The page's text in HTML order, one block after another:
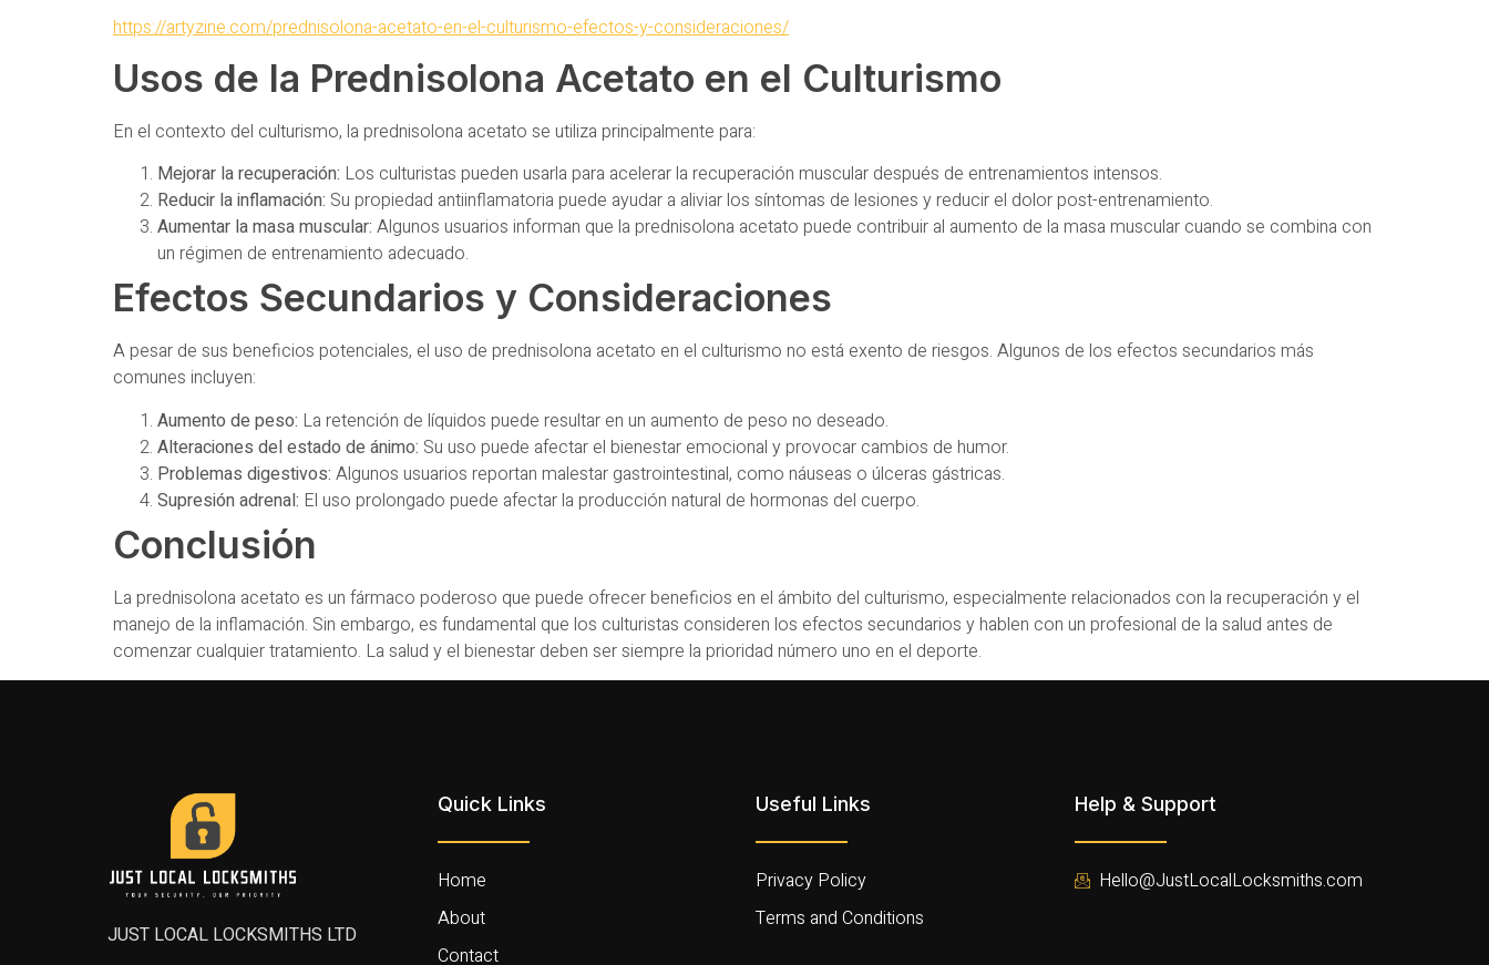
https://artyzine.com/prednisolona-acetato-en-el-culturismo-efectos-y-consideraciones/
Usos de la Prednisolona Acetato en el Culturismo
En el contexto del culturismo, la prednisolona acetato se utiliza principalmente para:
Mejorar la recuperación: Los culturistas pueden usarla para acelerar la recuperación muscular después de entrenamientos intensos.
Reducir la inflamación: Su propiedad antiinflamatoria puede ayudar a aliviar los síntomas de lesiones y reducir el dolor post-entrenamiento.
Aumentar la masa muscular: Algunos usuarios informan que la prednisolona acetato puede contribuir al aumento de la masa muscular cuando se combina con
un régimen de entrenamiento adecuado.
Efectos Secundarios y Consideraciones
A pesar de sus beneficios potenciales, el uso de prednisolona acetato en el culturismo no está exento de riesgos. Algunos de los efectos secundarios más
comunes incluyen:
Aumento de peso: La retención de líquidos puede resultar en un aumento de peso no deseado.
Alteraciones del estado de ánimo: Su uso puede afectar el bienestar emocional y provocar cambios de humor.
Problemas digestivos: Algunos usuarios reportan malestar gastrointestinal, como náuseas o úlceras gástricas.
Supresión adrenal: El uso prolongado puede afectar la producción natural de hormonas del cuerpo.
Conclusión
La prednisolona acetato es un fármaco poderoso que puede ofrecer beneficios en el ámbito del culturismo, especialmente relacionados con la recuperación y el
manejo de la inflamación. Sin embargo, es fundamental que los culturistas consideren los efectos secundarios y hablen con un profesional de la salud antes de
comenzar cualquier tratamiento. La salud y el bienestar deben ser siempre la prioridad número uno en el deporte.
JUST LOCAL LOCKSMITHS LTD
Quick Links
Home
About
Contact
Useful Links
Privacy Policy
Terms and Conditions
Help & Support
Hello@JustLocalLocksmiths.com